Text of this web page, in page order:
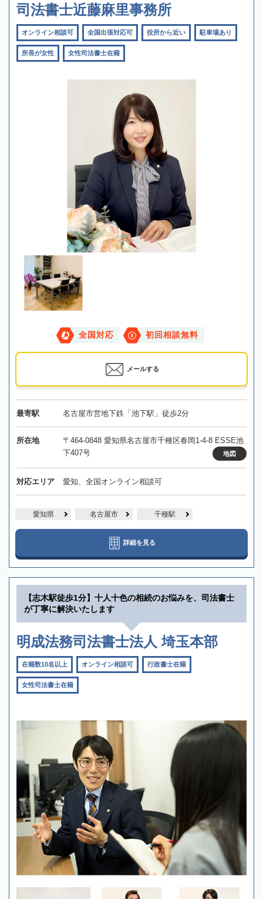
司法書士近藤麻里事務所
オンライン相談可 全国出張対応可 役所から近い 駐車場あり
所長が女性 女性司法書士在籍
全国対応 初回相談無料
メールする
最寄駅 名古屋市営地下鉄「池下駅」徒歩2分
所在地
〒464-0848 愛知県名古屋市千種区春岡1-4-8 ESSE池
下407号
地図
対応エリア 愛知、全国オンライン相談可
愛知県 名古屋市 千種駅
詳細を見る
【志木駅徒歩1分】十人十色の相続のお悩みを、司法書士
が丁寧に解決いたします
明成法務司法書士法人 埼玉本部
在籍数10名以上 オンライン相談可 行政書士在籍
女性司法書士在籍